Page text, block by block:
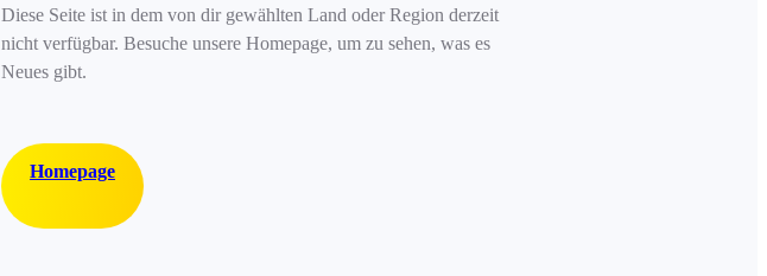
Diese Seite ist in dem von dir gewählten Land oder Region derzeit
nicht verfügbar. Besuche unsere Homepage, um zu sehen, was es
Neues gibt.
Homepage